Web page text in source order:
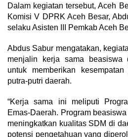
Dalam kegiatan tersebut, Aceh
Komisi V DPRK Aceh Besar,
selaku Asisten III Pemkab Aceh
Abdus Sabur mengatakan,
menjalin kerja sama beasiswa
untuk memberikan
putra-putri daerah.
“Kerja sama ini meliputi
Emas-Daerah. Program
meningkatkan kualitas SDM di
potensi pengetahuan yang